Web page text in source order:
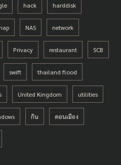
hack harddisk
NAS network
Privacy restaurant SCB
swift thailand flood
United Kingdom utilities
กิน ดอนเมือง